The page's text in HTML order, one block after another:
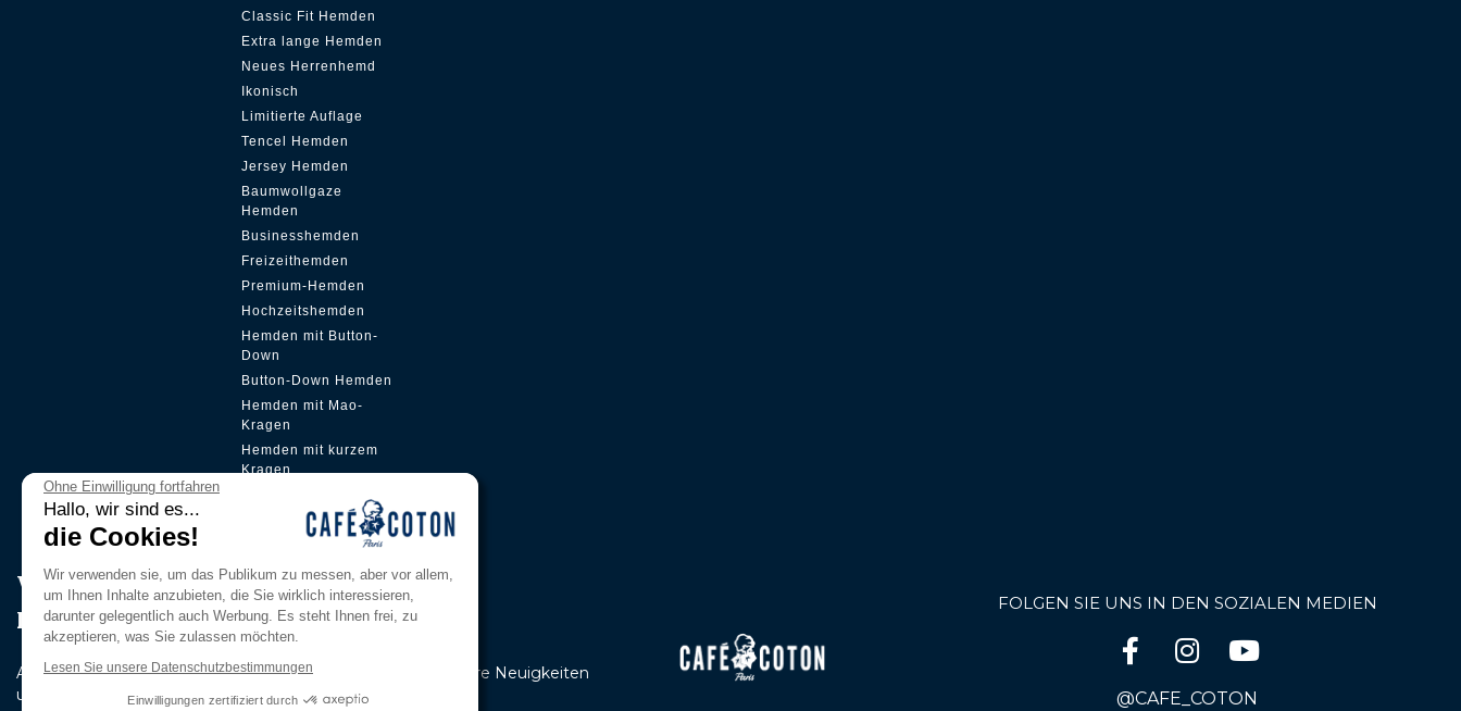
Classic Fit Hemden
Extra lange Hemden
Neues Herrenhemd
Ikonisch
Limitierte Auflage
Tencel Hemden
Jersey Hemden
Baumwollgaze
Hemden
Businesshemden
Freizeithemden
Premium-Hemden
Hochzeitshemden
Hemden mit Button-
Down
Button-Down Hemden
Hemden mit Mao-
Kragen
Hemden mit kurzem
Kragen
Werden Sie Mitglied in unserem
Pri̇vi̇lege Club
Abonnieren Sie unseren Newsletter, um als Erster über unsere Neuigkeiten
und exklusiven Angebote informiert zu werden.
FOLGEN SIE UNS IN DEN SOZIALEN MEDIEN
@CAFE_COTON
Ohne Einwilligung fortfahren
Hallo, wir sind es...
die Cookies!
Wir verwenden sie, um das Publikum zu messen, aber vor allem,
um Ihnen Inhalte anzubieten, die Sie wirklich interessieren,
darunter gelegentlich auch Werbung. Es steht Ihnen frei, zu
akzeptieren, was Sie zulassen möchten.
Lesen Sie unsere Datenschutzbestimmungen
Einwilligungen zertifiziert durch